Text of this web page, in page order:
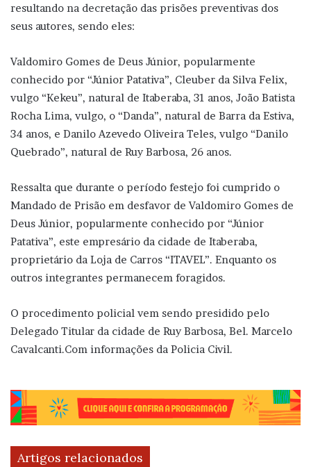
resultando na decretação das prisões preventivas dos
seus autores, sendo eles:
Valdomiro Gomes de Deus Júnior, popularmente
conhecido por “Júnior Patativa”, Cleuber da Silva Felix,
vulgo “Kekeu”, natural de Itaberaba, 31 anos, João Batista
Rocha Lima, vulgo, o “Danda”, natural de Barra da Estiva,
34 anos, e Danilo Azevedo Oliveira Teles, vulgo “Danilo
Quebrado”, natural de Ruy Barbosa, 26 anos.
Ressalta que durante o período festejo foi cumprido o
Mandado de Prisão em desfavor de Valdomiro Gomes de
Deus Júnior, popularmente conhecido por “Júnior
Patativa”, este empresário da cidade de Itaberaba,
proprietário da Loja de Carros “ITAVEL”. Enquanto os
outros integrantes permanecem foragidos.
O procedimento policial vem sendo presidido pelo
Delegado Titular da cidade de Ruy Barbosa, Bel. Marcelo
Cavalcanti.Com informações da Policia Civil.
Artigos relacionados